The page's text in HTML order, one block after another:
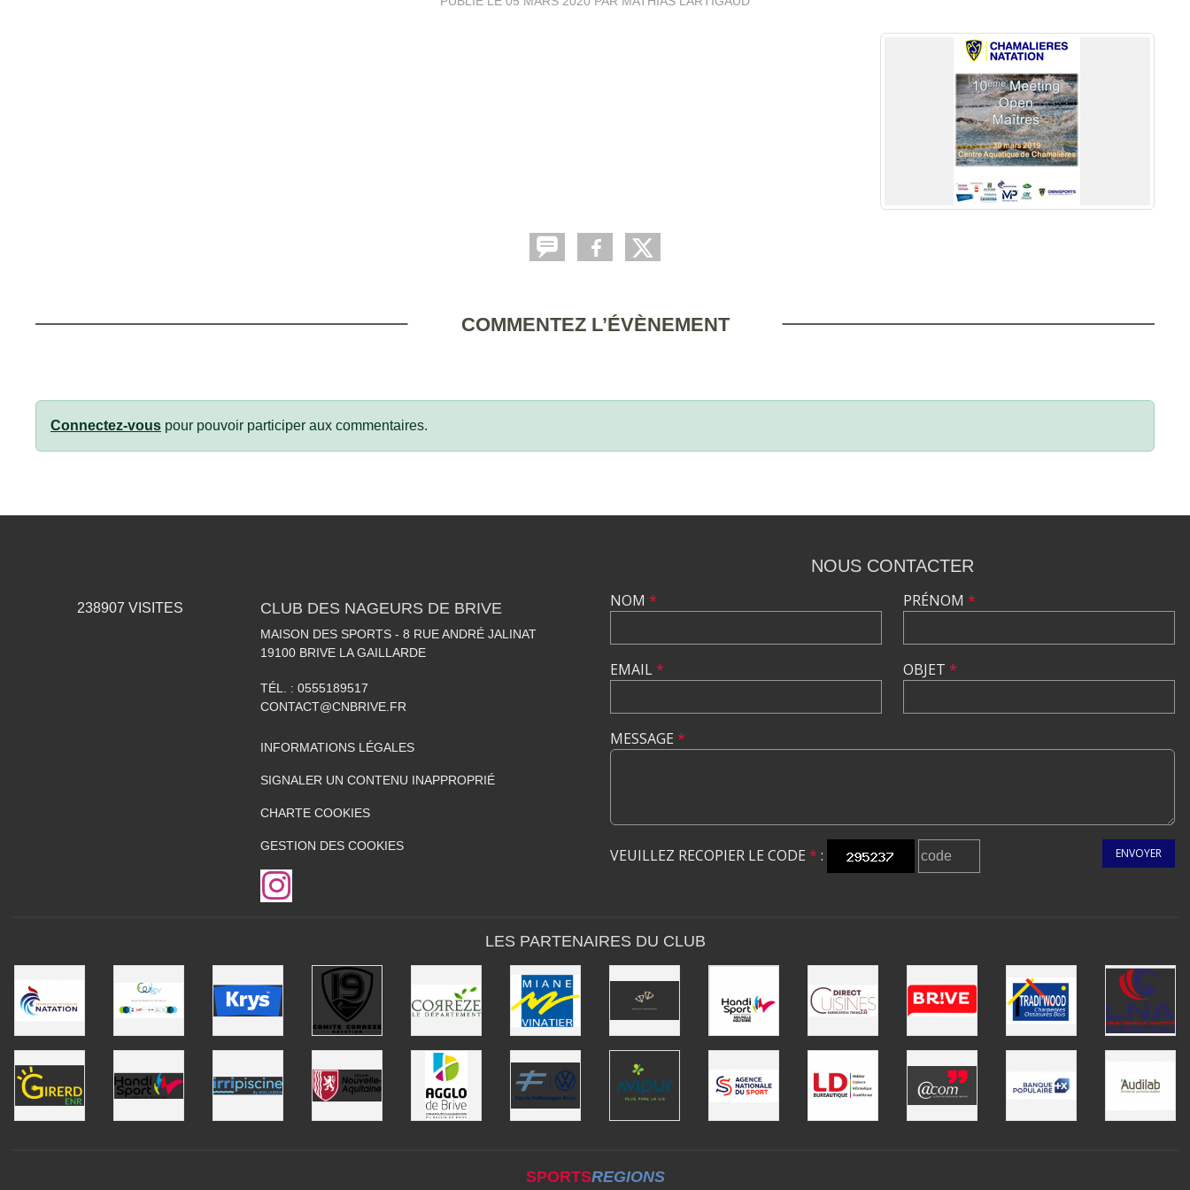
COMMENTEZ L’ÉVÈNEMENT
Connectez-vous pour pouvoir participer aux commentaires.
238907 VISITES CLUB DES NAGEURS DE BRIVE
MAISON DES SPORTS - 8 RUE ANDRÉ JALINAT
19100 BRIVE LA GAILLARDE
TÉL. : 0555189517
CONTACT@CNBRIVE.FR
INFORMATIONS LÉGALES
SIGNALER UN CONTENU INAPPROPRIÉ
CHARTE COOKIES
GESTION DES COOKIES
NOUS CONTACTER
NOM *
EMAIL*
PRÉNOM *
OBJET *
MESSAGE *
VEUILLEZ RECOPIER LE CODE * : ENVOYER
LES PARTENAIRES DU CLUB
SPORTSREGIONS